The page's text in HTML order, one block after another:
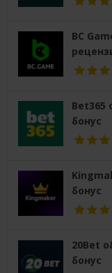
BC
Bet365
бонус
бонус
20Bet
бонус